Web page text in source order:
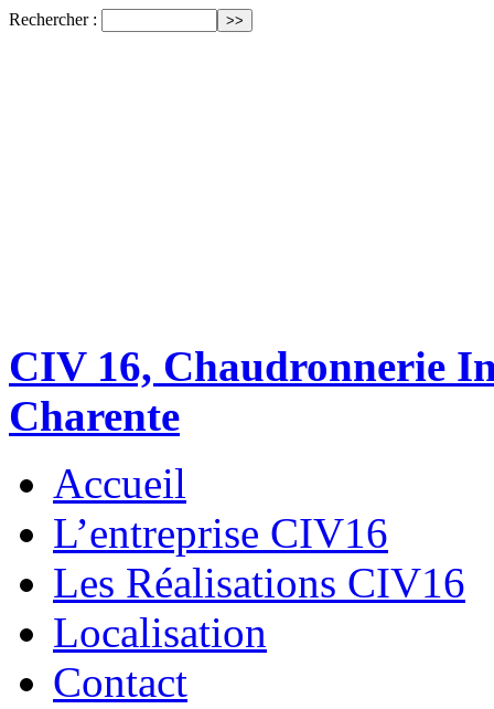
Rechercher :
CIV 16, Chaudronnerie
Charente
Accueil
L’entreprise CIV16
Les Réalisations CIV16
Localisation
Contact